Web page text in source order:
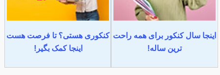
اینجا سال کنکور برای همه راحت
ترین ساله!
کنکوری هستی؟ تا فرصت هست
اینجا کمک بگیر!